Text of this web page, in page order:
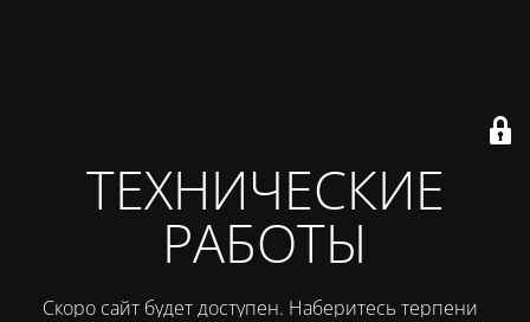
ТЕХНИЧЕСКИЕ
РАБОТЫ
Скоро сайт будет доступен. Наберитесь терпения